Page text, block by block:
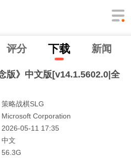
评分 下载 新闻
版》中文版[v14.1.5602.0|全
策略战棋SLG
Microsoft Corporation
2026-05-11 17:35
中文
56.3G